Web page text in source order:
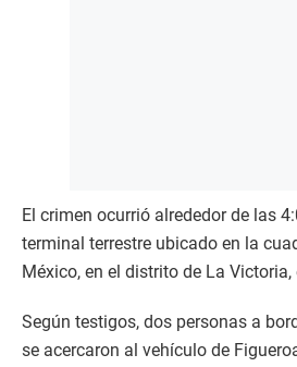
El crimen ocurrió alrededor de las
terminal terrestre ubicado en la
México, en el distrito de La Victoria,
Según testigos, dos personas a
se acercaron al vehículo de